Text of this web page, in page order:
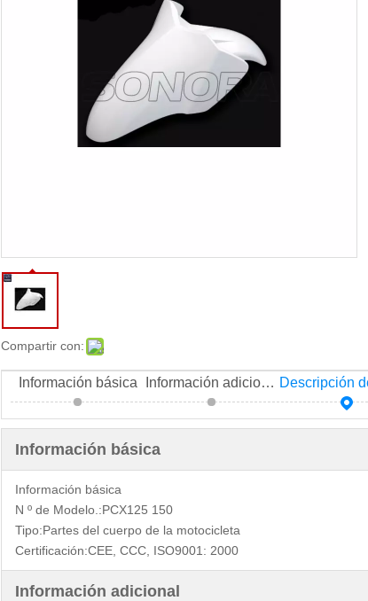
Calidad superior
Compartir con:
Información básica Información adicional
Información básica
Información básica
N º de Modelo.:PCX125 150
Tipo:Partes del cuerpo de la motocicleta
Certificación:CEE, CCC, ISO9001: 2000
Información adicional